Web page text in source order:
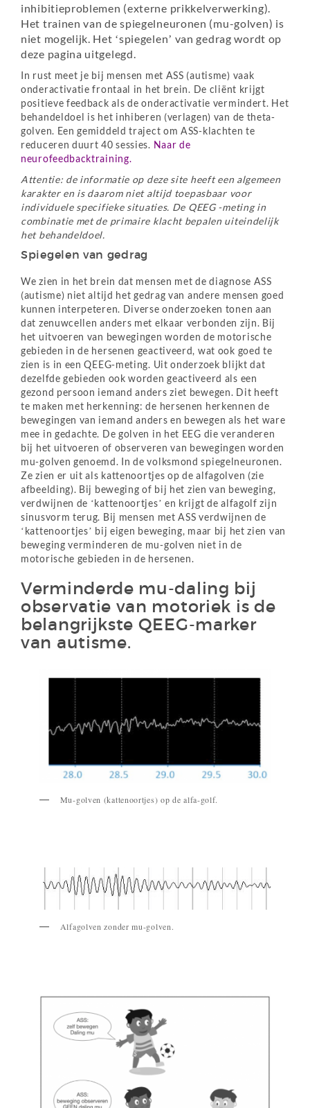
inhibitieproblemen (externe prikkelverwerking).
Het trainen van de spiegelneuronen (mu-golven) is
niet mogelijk. Het ‘spiegelen’ van gedrag wordt op
deze pagina uitgelegd.
In rust meet je bij mensen met ASS (autisme) vaak
onderactivatie frontaal in het brein. De cliënt krijgt
positieve feedback als de onderactivatie vermindert. Het
behandeldoel is het inhiberen (verlagen) van de theta-
golven. Een gemiddeld traject om ASS-klachten te
reduceren duurt 40 sessies. Naar de
neurofeedbacktraining.
Attentie: de informatie op deze site heeft een algemeen
karakter en is daarom niet altijd toepasbaar voor
individuele specifieke situaties. De QEEG -meting in
combinatie met de primaire klacht bepalen uiteindelijk
het behandeldoel.
Spiegelen van gedrag
We zien in het brein dat mensen met de diagnose ASS
(autisme) niet altijd het gedrag van andere mensen goed
kunnen interpeteren. Diverse onderzoeken tonen aan
dat zenuwcellen anders met elkaar verbonden zijn. Bij
het uitvoeren van bewegingen worden de motorische
gebieden in de hersenen geactiveerd, wat ook goed te
zien is in een QEEG-meting. Uit onderzoek blijkt dat
dezelfde gebieden ook worden geactiveerd als een
gezond persoon iemand anders ziet bewegen. Dit heeft
te maken met herkenning: de hersenen herkennen de
bewegingen van iemand anders en bewegen als het ware
mee in gedachte. De golven in het EEG die veranderen
bij het uitvoeren of observeren van bewegingen worden
mu-golven genoemd. In de volksmond spiegelneuronen.
Ze zien er uit als kattenoortjes op de alfagolven (zie
afbeelding). Bij beweging of bij het zien van beweging,
verdwijnen de ‘kattenoortjes’ en krijgt de alfagolf zijn
sinusvorm terug. Bij mensen met ASS verdwijnen de
‘kattenoortjes’ bij eigen beweging, maar bij het zien van
beweging verminderen de mu-golven niet in de
motorische gebieden in de hersenen.
Verminderde mu-daling bij
observatie van motoriek is de
belangrijkste QEEG-marker
van autisme.
Mu-golven (kattenoortjes) op de alfa-golf.
Alfagolven zonder mu-golven.